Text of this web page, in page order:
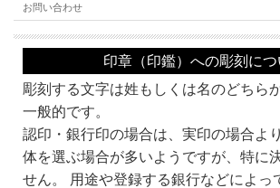
★注目★
この認印（印鑑）は、ビジネスに必須の 電子印鑑 プレゼ
エクセルで作ったメールをPDFにしてメールで送付。なん
必須の印影画像をプレゼント。
こんな特典は、当店だけ!!
どうせ買うなら、今すぐ、京都光林堂で!!
※認印のみの提供となります。
お問い合わせ
印章（印鑑）への彫刻につ
彫刻する文字は姓もしくは名のどちら
一般的です。
認印・銀行印の場合は、実印の場合よ
体を選ぶ場合が多いようですが、特に
せん。 用途や登録する銀行などによっ